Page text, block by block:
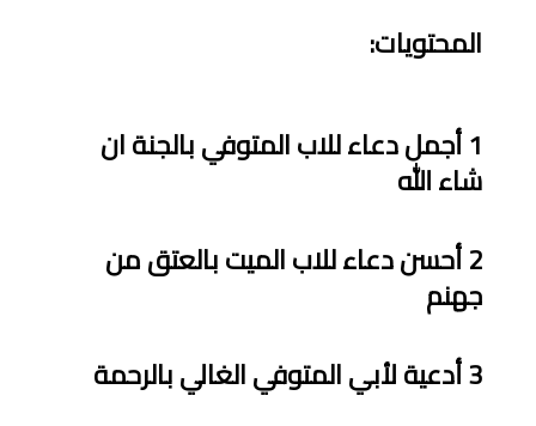
المحتويات:
1أجمل دعاء للاب المتوفي بالجنة ان
شاء الله
2أحسن دعاء للاب الميت بالعتق من
جهنم
3أدعيةﻷبي المتوفي الغالي بالرحمة